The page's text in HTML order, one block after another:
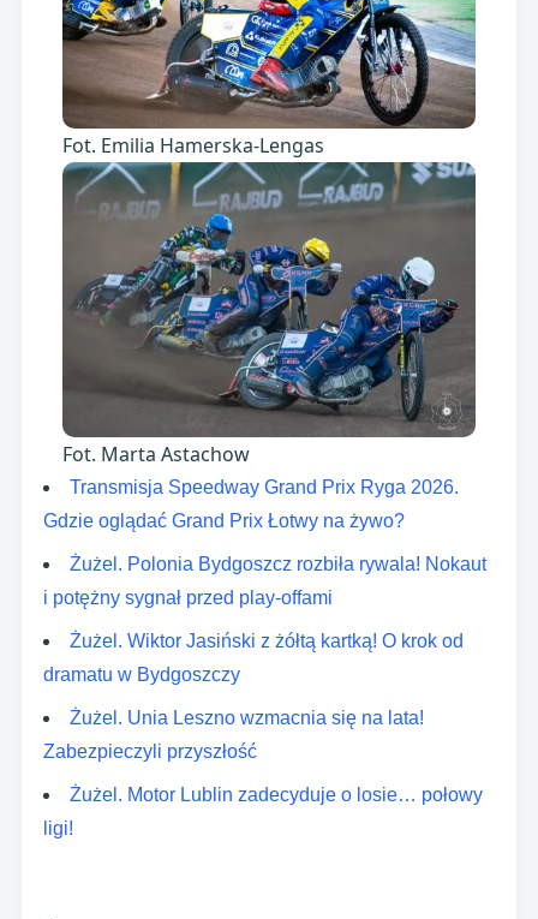
Fot. Emilia Hamerska-Lengas
Fot. Marta Astachow
Transmisja Speedway Grand Prix Ryga 2026.
Gdzie oglądać Grand Prix Łotwy na żywo?
Żużel. Polonia Bydgoszcz rozbiła rywala! Nokaut
i potężny sygnał przed play-offami
Żużel. Wiktor Jasiński z żółtą kartką! O krok od
dramatu w Bydgoszczy
Żużel. Unia Leszno wzmacnia się na lata!
Zabezpieczyli przyszłość
Żużel. Motor Lublin zadecyduje o losie… połowy
ligi!